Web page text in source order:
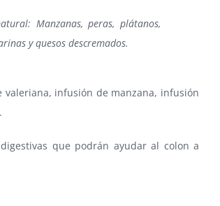
Manzanas, peras, plátanos,
y quesos descremados.
valeriana, infusión de manzana, infusión
que podrán ayudar al colon a